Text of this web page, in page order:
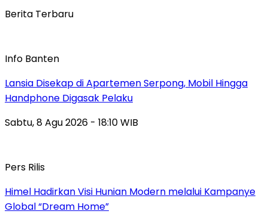
Berita Terbaru
Info Banten
Lansia Disekap di Apartemen Serpong, Mobil Hingga
Handphone Digasak Pelaku
Sabtu, 8 Agu 2026 - 18:10 WIB
Pers Rilis
Himel Hadirkan Visi Hunian Modern melalui Kampanye
Global “Dream Home”